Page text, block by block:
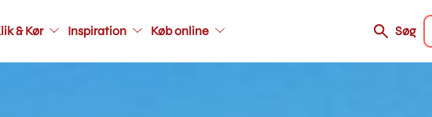
& Kør Inspiration Køb online
secondary
Søg